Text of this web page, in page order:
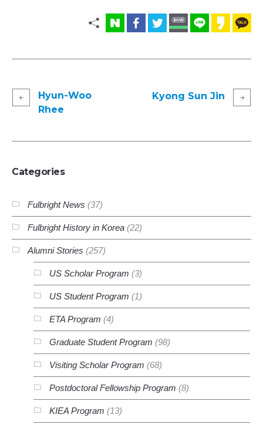
Hyun-Woo
Rhee
Kyong Sun Jin
Categories
Fulbright News (37)
Fulbright History in Korea (22)
Alumni Stories (257)
US Scholar Program (3)
US Student Program (1)
ETA Program (4)
Graduate Student Program (98)
Visiting Scholar Program (68)
Postdoctoral Fellowship Program (8)
KIEA Program (13)